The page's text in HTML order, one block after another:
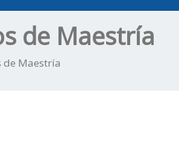
de Maestría
de Maestría